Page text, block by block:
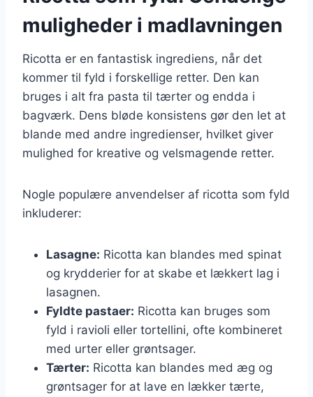
muligheder i madlavningen
Ricotta er en fantastisk ingrediens, når det
kommer til fyld i forskellige retter. Den kan
bruges i alt fra pasta til tærter og endda i
bagværk. Dens bløde konsistens gør den let at
blande med andre ingredienser, hvilket giver
mulighed for kreative og velsmagende retter.
Nogle populære anvendelser af ricotta som fyld
inkluderer:
Lasagne: Ricotta kan blandes med spinat
og krydderier for at skabe et lækkert lag i
lasagnen.
Fyldte pastaer: Ricotta kan bruges som
fyld i ravioli eller tortellini, ofte kombineret
med urter eller grøntsager.
Tærter: Ricotta kan blandes med æg og
grøntsager for at lave en lækker tærte,